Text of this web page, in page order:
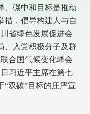
、碳中和目标是推动
措，倡导构建人与自
省绿色发展促进会
、入党积极分子及群
合国气候变化峰会
日习近平主席在第七
“双碳”目标的庄严宣